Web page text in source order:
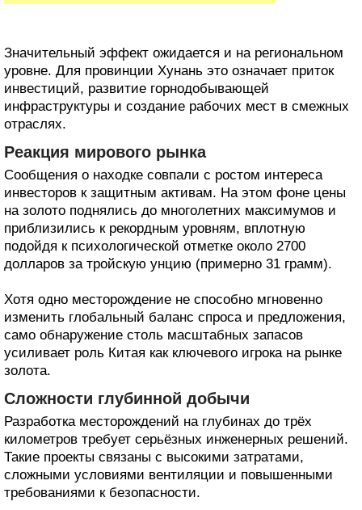
Значительный эффект ожидается и на региональном
уровне. Для провинции Хунань это означает приток
инвестиций, развитие горнодобывающей
инфраструктуры и создание рабочих мест в смежных
отраслях.
Реакция мирового рынка
Сообщения о находке совпали с ростом интереса
инвесторов к защитным активам. На этом фоне цены
на золото поднялись до многолетних максимумов и
приблизились к рекордным уровням, вплотную
подойдя к психологической отметке около 2700
долларов за тройскую унцию (примерно 31 грамм).
Хотя одно месторождение не способно мгновенно
изменить глобальный баланс спроса и предложения,
само обнаружение столь масштабных запасов
усиливает роль Китая как ключевого игрока на рынке
золота.
Сложности глубинной добычи
Разработка месторождений на глубинах до трёх
километров требует серьёзных инженерных решений.
Такие проекты связаны с высокими затратами,
сложными условиями вентиляции и повышенными
требованиями к безопасности.